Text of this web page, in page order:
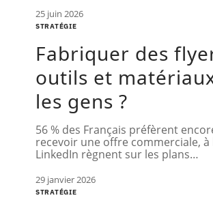
25 juin 2026
STRATÉGIE
Fabriquer des
outils et
les gens ?
56 % des Français préfèrent
recevoir une offre commerciale,
LinkedIn règnent sur les plans…
29 janvier 2026
STRATÉGIE